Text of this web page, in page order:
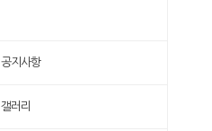
공지사항
갤러리